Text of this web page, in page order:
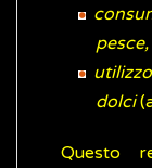
dolci
Questo